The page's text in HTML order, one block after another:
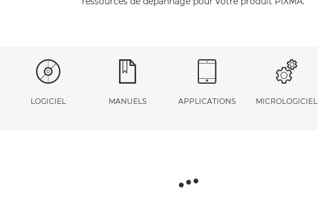
LOGICIEL MANUELS APPLICATIONS MICROLOGICIEL